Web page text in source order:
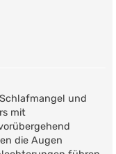
und
mit
die Augen